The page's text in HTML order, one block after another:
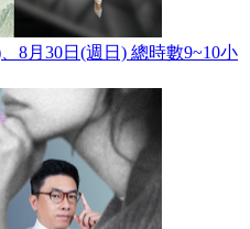
8月30日(週日) 總時數9~10小